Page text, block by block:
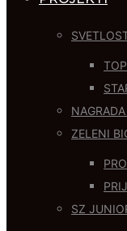
ZELENI
SZ